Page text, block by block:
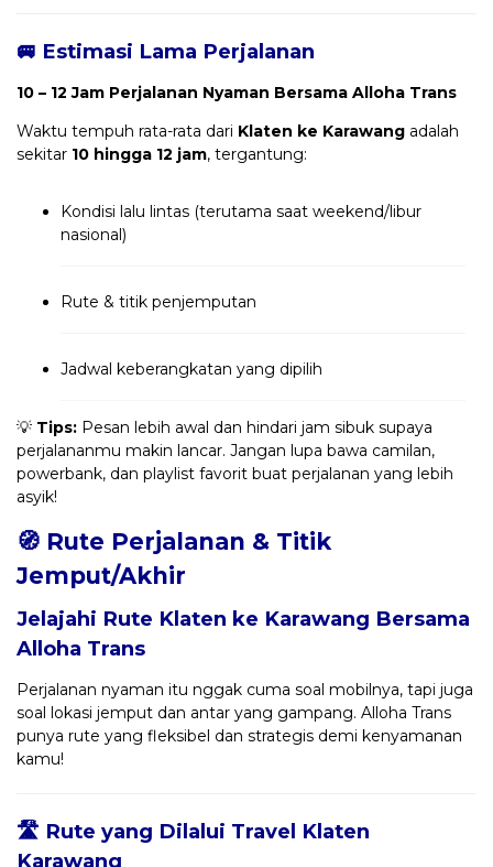
🚐 Estimasi Lama Perjalanan
10 – 12 Jam Perjalanan Nyaman Bersama Alloha Trans
Waktu tempuh rata-rata dari Klaten ke Karawang adalah
sekitar 10 hingga 12 jam, tergantung:
Kondisi lalu lintas (terutama saat weekend/libur
nasional)
Rute & titik penjemputan
Jadwal keberangkatan yang dipilih
💡 Tips: Pesan lebih awal dan hindari jam sibuk supaya
perjalananmu makin lancar. Jangan lupa bawa camilan,
powerbank, dan playlist favorit buat perjalanan yang lebih
asyik!
🧭 Rute Perjalanan & Titik
Jemput/Akhir
Jelajahi Rute Klaten ke Karawang Bersama
Alloha Trans
Perjalanan nyaman itu nggak cuma soal mobilnya, tapi juga
soal lokasi jemput dan antar yang gampang. Alloha Trans
punya rute yang fleksibel dan strategis demi kenyamanan
kamu!
🛣️ Rute yang Dilalui Travel Klaten
Karawang